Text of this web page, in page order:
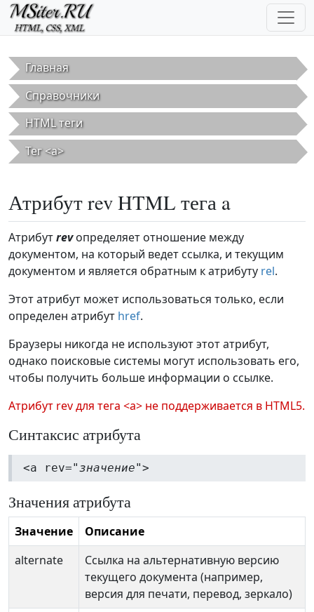
Перейти к основному содержанию
Главная
Справочники
HTML теги
Тег <a>
Атрибут rev HTML тега a
Атрибутrevопределяет отношение между
документом, на который ведет ссылка, и текущим
документом и является обратным к атрибуту rel.
Этот атрибут может использоваться только, если
определен атрибут href.
Браузеры никогда не используют этот атрибут,
однако поисковые системы могут использовать его,
чтобы получить больше информации о ссылке.
Атрибут rev для тега <a> не поддерживается в HTML5.
Синтаксис атрибута
<a rev="значение">
Значения атрибута
Значение
Описание
alternate
Ссылка на альтернативную версию
текущего документа (например,
версия для печати, перевод, зеркало)